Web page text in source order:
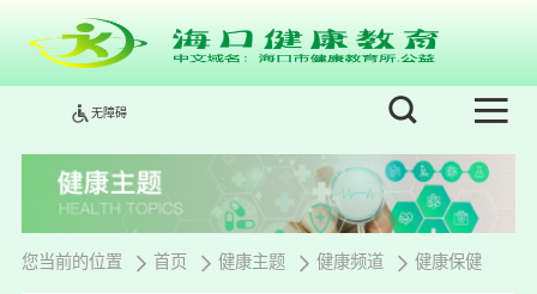
无障碍
您当前的位置 首页 健康主题 健康频道 健康保健